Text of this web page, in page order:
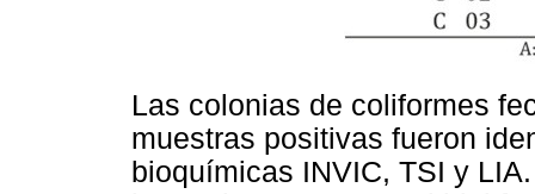
Las colonias de coliformes
muestras positivas fueron
bioquímicas INVIC, TSI y